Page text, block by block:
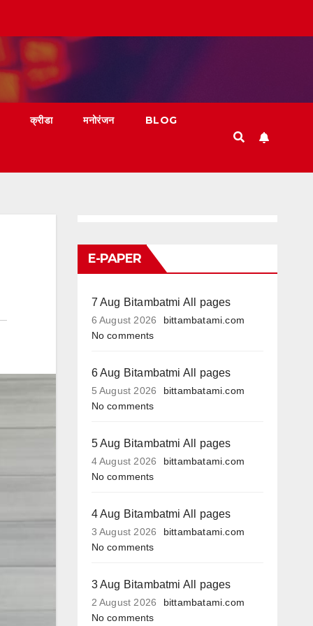
क्रीडा मनोरंजन BLOG
E-PAPER
7 Aug Bitambatmi All pages
6 August 2026
bittambatami.com
No comments
6 Aug Bitambatmi All pages
5 August 2026
bittambatami.com
No comments
5 Aug Bitambatmi All pages
4 August 2026
bittambatami.com
No comments
4 Aug Bitambatmi All pages
3 August 2026
bittambatami.com
No comments
3 Aug Bitambatmi All pages
2 August 2026
bittambatami.com
No comments